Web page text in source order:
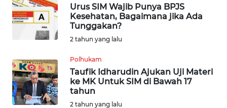
Urus SIM Wajib Punya BPJS
Kesehatan, Bagaimana jika Ada
Tunggakan?
2 tahun yang lalu
Polhukam
Taufik Idharudin Ajukan Uji Materi
ke MK Untuk SIM di Bawah 17
tahun
2 tahun yang lalu
WN
KEPRI
WN
PAPUA
BARAT